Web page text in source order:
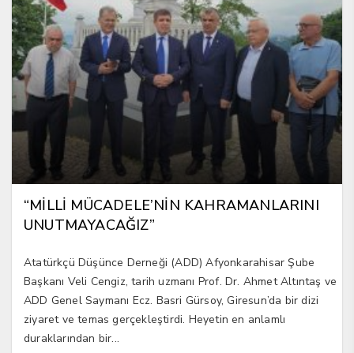
“MİLLİ MÜCADELE’NİN KAHRAMANLARINI
UNUTMAYACAĞIZ”
Atatürkçü Düşünce Derneği (ADD) Afyonkarahisar Şube
Başkanı Veli Cengiz, tarih uzmanı Prof. Dr. Ahmet Altıntaş ve
ADD Genel Saymanı Ecz. Basri Gürsoy, Giresun’da bir dizi
ziyaret ve temas gerçekleştirdi. Heyetin en anlamlı
duraklarından bir...